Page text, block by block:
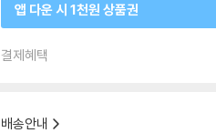
앱 다운 시 1천원 상품권
결제혜택
배송안내